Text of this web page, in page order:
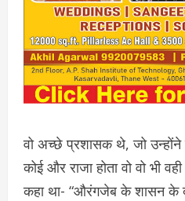
वो अच्छे प्रशासक थे, जो उन्होंने
कोई और राजा होता वो वो भी
कहा था- “औरंगजेब के शासन के